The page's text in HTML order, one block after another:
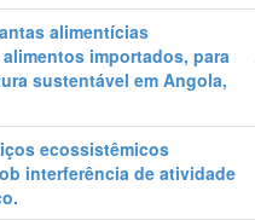
alimentícias
importados, para
sustentável em Angola,
ecossistêmicos
interferência de atividade